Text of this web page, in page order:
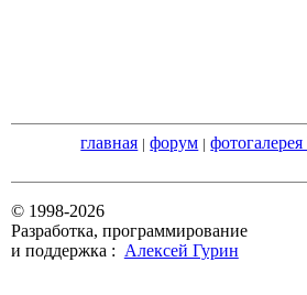
главная | форум |
© 1998-2026
Разработка, программирование
и поддержка : Алексей Гурин